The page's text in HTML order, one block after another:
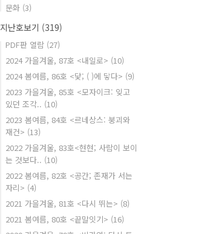
문화 (3)
지난호보기 (319)
PDF판 열람 (27)
2024 가을겨울, 87호 <내일로> (10)
2024 봄여름, 86호 <닻; ( )에 닿다> (9)
2023 가을겨울, 85호 <모자이크: 잊고
있던 조각.. (10)
2023 봄여름, 84호 <르네상스: 붕괴와
재건> (13)
2022 가을겨울, 83호<현현; 사람이 보이
는 것보다.. (10)
2022 봄여름, 82호 <공간; 존재가 서는
자리> (4)
2021 가을겨울, 81호 <다시 뛰는> (8)
2021 봄여름, 80호 <끝말잇기> (16)